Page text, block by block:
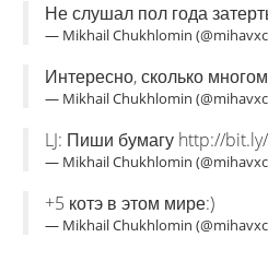
Не слушал пол года
— Mikhail Chukhlomin
Интересно, сколько
— Mikhail Chukhlomin
LJ: Пиши бумагу http://
— Mikhail Chukhlomin
+5 котэ в этом мире:)
— Mikhail Chukhlomin